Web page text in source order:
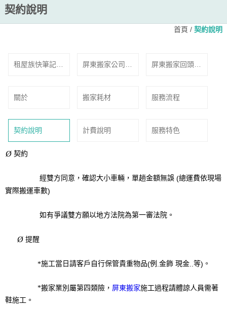
契約說明
首頁 /契約說明
租屋族快筆記！
個？｜屏東搬家
屏東搬家公司誠
屏東搬家回頭車
關於 搬家耗材 服務流程
契約說明 計費說明 服務特色
Ø 契約
經雙方同意，確認大小車輛，單趟金額無誤(總運費依現場
實際搬運車數)
如有爭議雙方願以地方法院為第一審法院。
Ø 提醒
*施工當日請客戶自行保管貴重物品(例 .金飾 現金..等) 。
*搬家業別屬第四類險， 屏東搬家​施工過程請體諒人員需著
鞋施工。